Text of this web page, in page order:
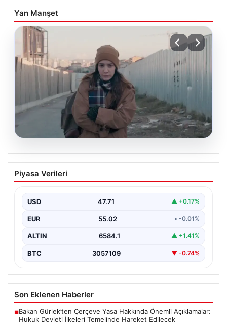
Yan Manşet
Türk sinemasında farklı bir imza: Ceylan
Özgün Özçelik’in en iyi filmleri
Piyasa Verileri
USD 47.71 ▲ +0.17%
EUR 55.02 • -0.01%
ALTIN 6584.1 ▲ +1.41%
BTC 3057109 ▼ -0.74%
Son Eklenen Haberler
■Bakan Gürlek’ten Çerçeve Yasa Hakkında Önemli Açıklamalar:
Hukuk Devleti İlkeleri Temelinde Hareket Edilecek